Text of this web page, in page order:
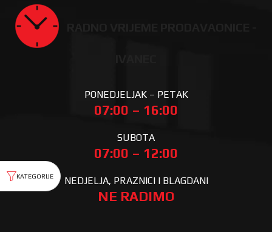
PONEDJELJAK – PETAK
07:00 – 16:00
SUBOTA
07:00 – 12:00
NEDJELJA, PRAZNICI I BLAGDANI
NE RADIMO